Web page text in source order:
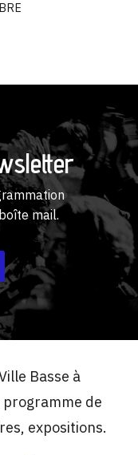
mail.
Basse à
de
expositions.